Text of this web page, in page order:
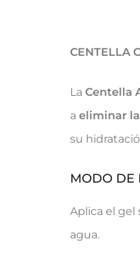
CENTELLA
La Centella
a eliminar
su
MODO DE
Aplica el gel
agua.